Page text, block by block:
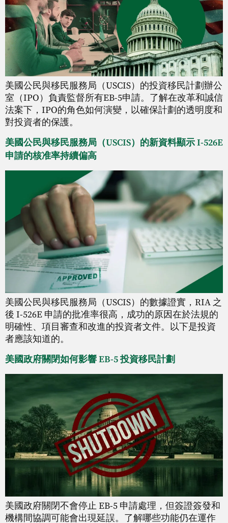
美國公民與移民服務局（USCIS）的投資移民計劃辦公
室（IPO）負責監督所有EB-5申請。了解在改革和誠信
法案下，IPO的角色如何演變，以確保計劃的透明度和
對投資者的保護。
美國公民與移民服務局（USCIS）的新資料顯示 I-526E
申請的核准率持續偏高
美國公民與移民服務局（USCIS）的數據證實，RIA 之
後 I-526E 申請的批准率很高，成功的原因在於法規的
明確性、項目審查和改進的投資者文件。以下是投資
者應該知道的。
美國政府關閉如何影響 EB-5 投資移民計劃
美國政府關閉不會停止 EB-5 申請處理，但簽證簽發和
機構間協調可能會出現延誤。了解哪些功能仍在運作